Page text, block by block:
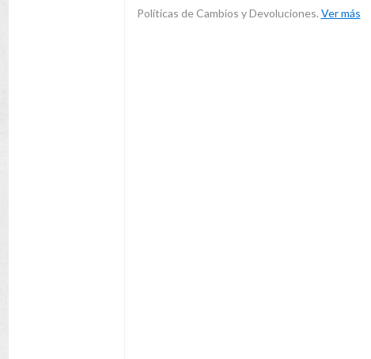
Políticas de Cambios y Devoluciones. Ver más